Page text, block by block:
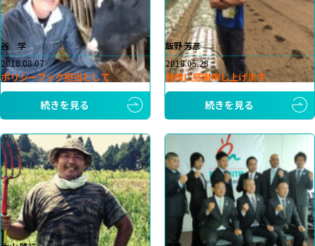
谷 学
2018.08.07
ポリシーブック担当として
続きを見る
飯野 芳彦
2018.05.28
皆様に感謝申し上げます
続きを見る